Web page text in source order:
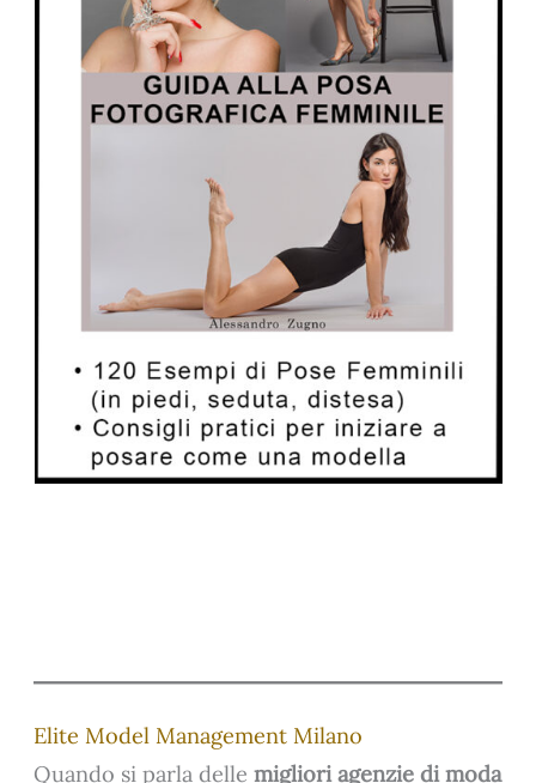
Elite Model Management Milano
Quando si parla dellemigliori agenzie di moda